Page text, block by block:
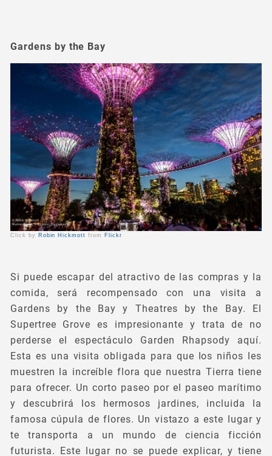
Click by Robin Hickmott from Flickr
Gardens by the Bay
Si puede escapar del atractivo de las compras y la
comida, será recompensado con una visita a
Gardens by the Bay y Theatres by the Bay. El
Supertree Grove es impresionante y trata de no
perderse el espectáculo Garden Rhapsody aquí.
Esta es una visita obligada para que los niños les
muestren la increíble flora que nuestra Tierra tiene
para ofrecer. Un corto paseo por el paseo marítimo
y descubrirá los hermosos jardines, incluida la
famosa cúpula de flores. Un vistazo a este lugar y
te transporta a un mundo de ciencia ficción
futurista. Este lugar no se puede explicar, y tiene